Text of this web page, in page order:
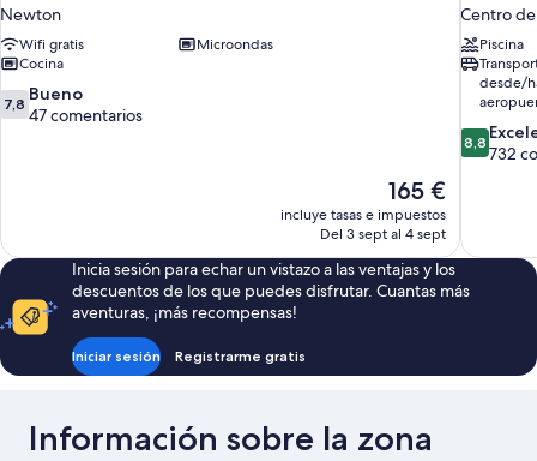
Newton
Wifi gratis
Microondas
Cocina
7.8
sobre
7,8 Bueno
47 comentarios
El
precio
actual
de
165 €
165 €
incluye tasas e impuestos
Del 3 sept al 4 sept
Centro
Piscina
desde/
8.8
sobre
8,8
732
Inicia sesión para echar un vistazo a las ventajas y los
descuentos de los que puedes disfrutar. Cuantas más
aventuras, ¡más recompensas!
Iniciar sesión Registrarme gratis
Información sobre la zona